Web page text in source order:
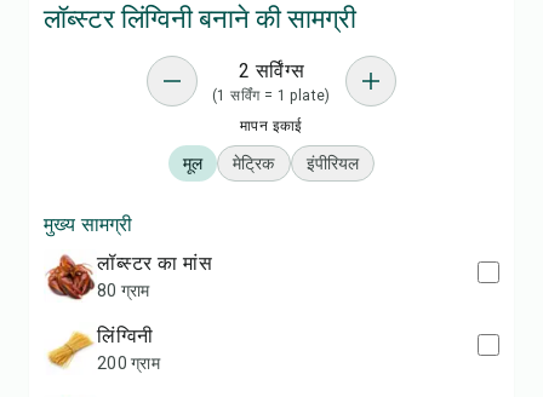
लॉब्स्टर लिंग्विनी बनाने की सामग्री
2 सर्विंग्स
(1 सर्विंग = 1 plate)
मापन इकाई
मूल मेट्रिक इंपीरियल
मुख्य सामग्री
लॉब्स्टर का मांस
80 ग्राम
लिंग्विनी
200 ग्राम